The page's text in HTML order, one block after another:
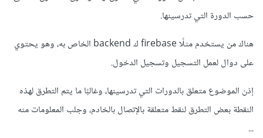
يقوم المستخدم بملئ معلوماته ( البريد الإلكتروني وكلمة
السر) ويضغط زر تسجيل الدخول.
يقوم التطبيق لإرسال هته المعلومات لجانب الخادم.
يقوم الخادم من التحقق من مطابقة هته المعلومات مع
المعلومات بقاعدة البيانات.
بإرجاع رسالة صح في حالة مطابقتها كما أنه يقوم بإرجاع
Token خاص للمستخدم.
حسب الدورة التي تدرسينها.
هناك من يستخدم مثلًا firebase ك backend الخاص به، وهو يحتوي
على دوال لعمل التسجيل وتسجيل الدخول.
إذن الموضوع متعلق بالدورات التي تدرسينها، وغالبًا ما يتم التطرق لهذه
النقطة بعض التطرق لنقط متعلقة بالإتصال بالخادم، وجلب المعلومات منه
...